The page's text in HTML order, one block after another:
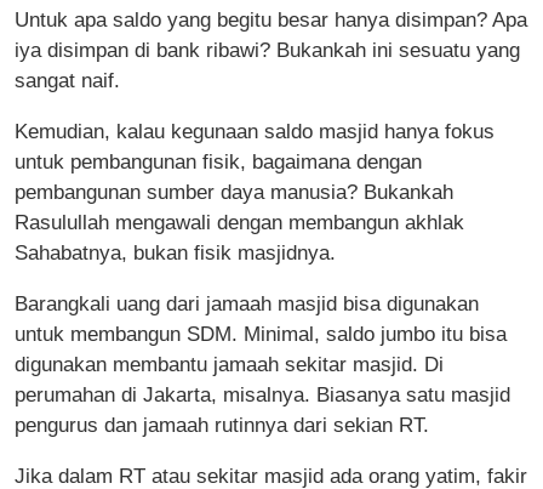
Untuk apa saldo yang begitu besar hanya disimpan? Apa
iya disimpan di bank ribawi? Bukankah ini sesuatu yang
sangat naif.
Kemudian, kalau kegunaan saldo masjid hanya fokus
untuk pembangunan fisik, bagaimana dengan
pembangunan sumber daya manusia? Bukankah
Rasulullah mengawali dengan membangun akhlak
Sahabatnya, bukan fisik masjidnya.
Barangkali uang dari jamaah masjid bisa digunakan
untuk membangun SDM. Minimal, saldo jumbo itu bisa
digunakan membantu jamaah sekitar masjid. Di
perumahan di Jakarta, misalnya. Biasanya satu masjid
pengurus dan jamaah rutinnya dari sekian RT.
Jika dalam RT atau sekitar masjid ada orang yatim, fakir